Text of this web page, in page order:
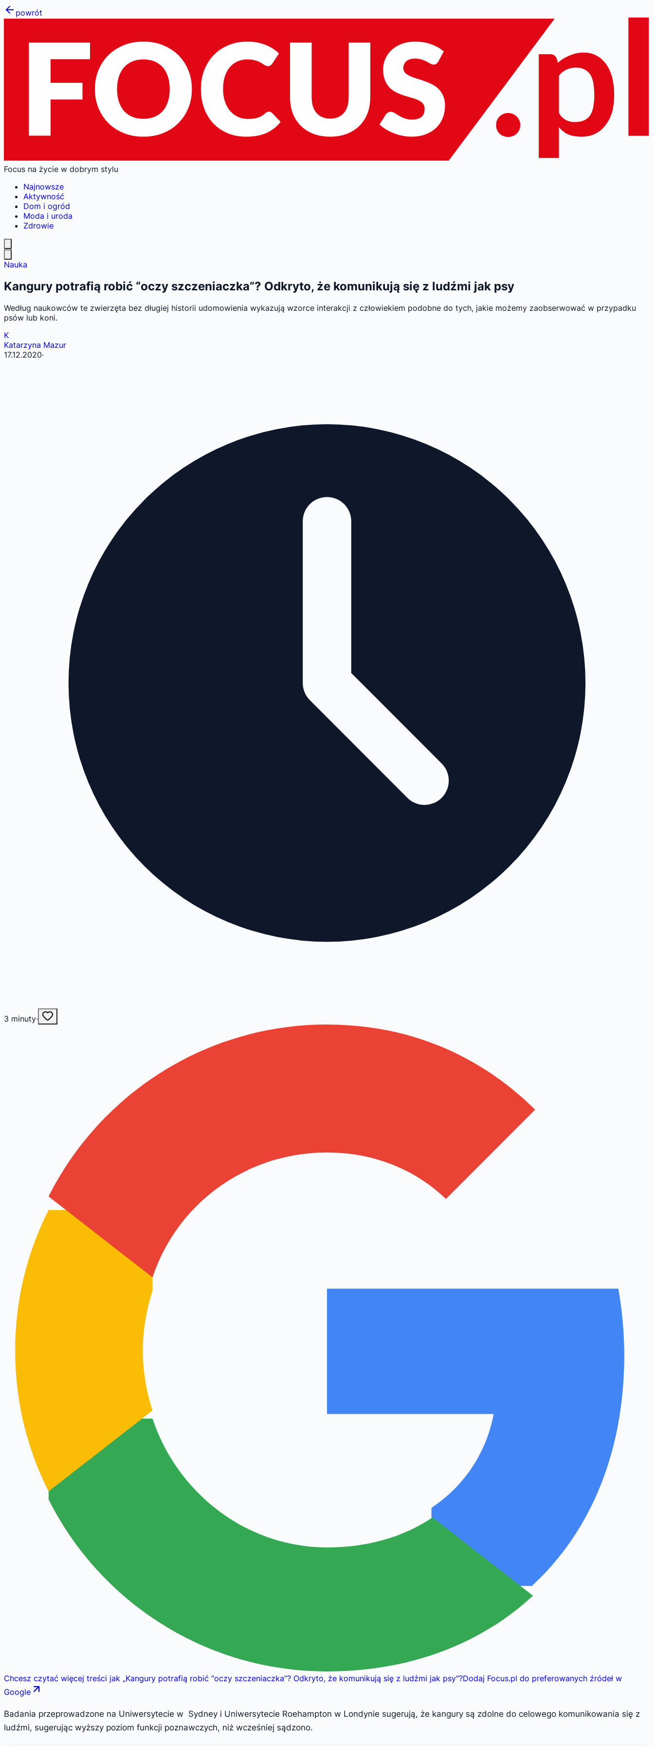
powrót
Focus na życie w dobrym stylu
Najnowsze
Aktywność
Dom i ogród
Moda i uroda
Zdrowie
Nauka
Kangury potrafią robić “oczy szczeniaczka”? Odkryto, że komunikują się z ludźmi jak psy
Według naukowców te zwierzęta bez długiej historii udomowienia wykazują wzorce interakcji z człowiekiem podobne do tych, jakie możemy zaobserwować w przypadku
psów lub koni.
K
Katarzyna Mazur
17.12.2020·
3 minuty·
Chcesz czytać więcej treści jak „Kangury potrafią robić “oczy szczeniaczka”? Odkryto, że komunikują się z ludźmi jak psy"?Dodaj Focus.pl do preferowanych źródeł w
Google
Badania przeprowadzone na Uniwersytecie w Sydney i Uniwersytecie Roehampton w Londynie sugerują, że kangury są zdolne do celowego komunikowania się z
ludźmi, sugerując wyższy poziom funkcji poznawczych, niż wcześniej sądzono.